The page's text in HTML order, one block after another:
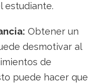
estudiante.
Obtener un
desmotivar al
de
puede hacer que